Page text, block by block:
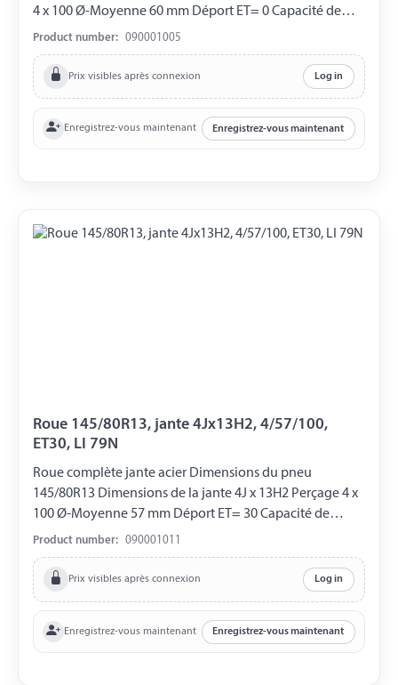
4 x 100 Ø-Moyenne 60 mm Déport ET= 0 Capacité de
charge 500 kg LI 84N
Product number: 090001005
Prix visibles après connexion Log in
Enregistrez-vous maintenant Enregistrez-vous maintenant
Roue 145/80R13, jante 4Jx13H2, 4/57/100,
ET30, LI 79N
Roue complète jante acier Dimensions du pneu
145/80R13 Dimensions de la jante 4J x 13H2 Perçage 4 x
100 Ø-Moyenne 57 mm Déport ET= 30 Capacité de
charge 437 kg LI 79N
Product number: 090001011
Prix visibles après connexion Log in
Enregistrez-vous maintenant Enregistrez-vous maintenant